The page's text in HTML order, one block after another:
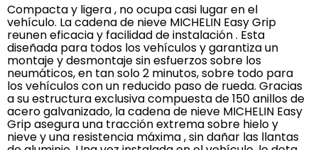
Compacta y ligera , no ocupa casi lugar en el
vehículo. La cadena de nieve MICHELIN Easy Grip
reunen eficacia y facilidad de instalación . Esta
diseñada para todos los vehículos y garantiza un
montaje y desmontaje sin esfuerzos sobre los
neumáticos, en tan solo 2 minutos, sobre todo para
los vehículos con un reducido paso de rueda. Gracias
a su estructura exclusiva compuesta de 150 anillos de
acero galvanizado, la cadena de nieve MICHELIN Easy
Grip asegura una tracción extrema sobre hielo y
nieve y una resistencia máxima , sin dañar las llantas